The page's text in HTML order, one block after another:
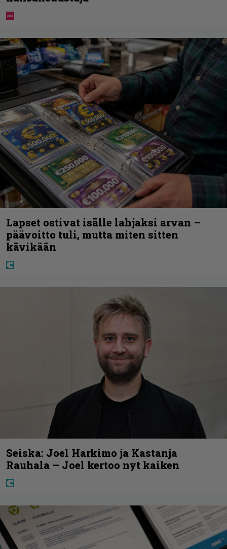
Lapset ostivat isälle lahjaksi arvan –
päävoitto tuli, mutta miten sitten
kävikään
Seiska: Joel Harkimo ja Kastanja
Rauhala – Joel kertoo nyt kaiken